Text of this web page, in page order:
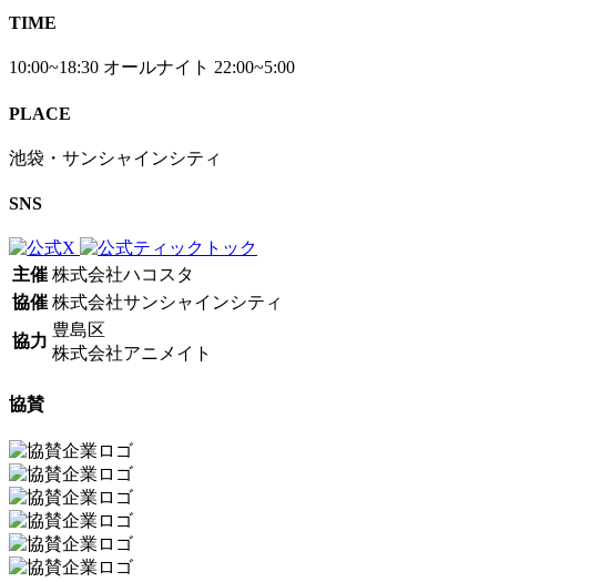
TIME
10:00~18:30 オールナイト 22:00~5:00
PLACE
池袋・サンシャインシティ
SNS
主催 株式会社ハコスタ
協催 株式会社サンシャインシティ
協力
豊島区
株式会社アニメイト
協賛